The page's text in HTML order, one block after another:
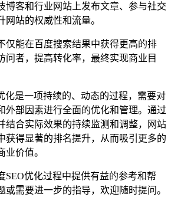
博客和行业网站上发布文章、参与社交
站的权威性和流量。
仅能在百度搜索结果中获得更高的排
问者，提高转化率，最终实现商业目
化是一项持续的、动态的过程，需要对
外部因素进行全面的优化和管理。通过
结合实际效果的持续监测和调整，网站
获得显著的排名提升，从而吸引更多的
价值。
SEO优化过程中提供有益的参考和帮
或需要进一步的指导，欢迎随时提问。